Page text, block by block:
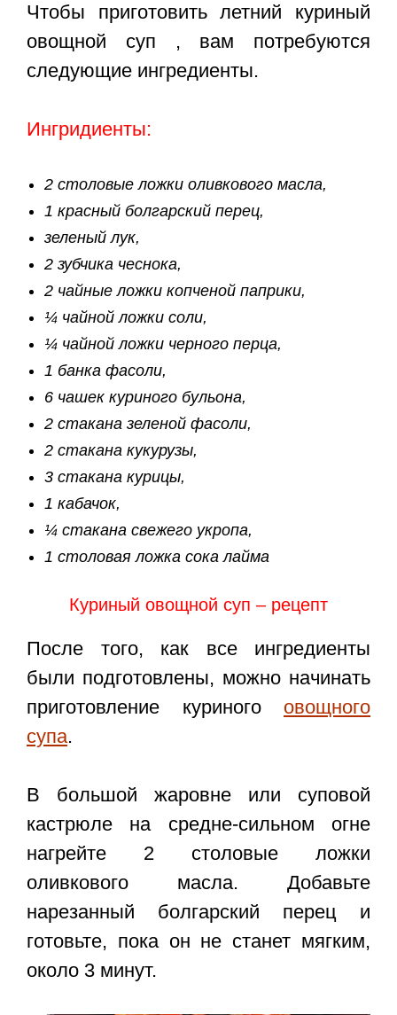
Чтобы приготовить летний куриный
овощной суп , вам потребуются
следующие ингредиенты.
Ингридиенты:
2 столовые ложки оливкового масла,
1 красный болгарский перец,
зеленый лук,
2 зубчика чеснока,
2 чайные ложки копченой паприки,
¼ чайной ложки соли,
¼ чайной ложки черного перца,
1 банка фасоли,
6 чашек куриного бульона,
2 стакана зеленой фасоли,
2 стакана кукурузы,
3 стакана курицы,
1 кабачок,
¼ стакана свежего укропа,
1 столовая ложка сока лайма
Куриный овощной суп – рецепт
После того, как все ингредиенты
были подготовлены, можно начинать
приготовление куриного овощного
супа.
В большой жаровне или суповой
кастрюле на средне-сильном огне
нагрейте 2 столовые ложки
оливкового масла. Добавьте
нарезанный болгарский перец и
готовьте, пока он не станет мягким,
около 3 минут.